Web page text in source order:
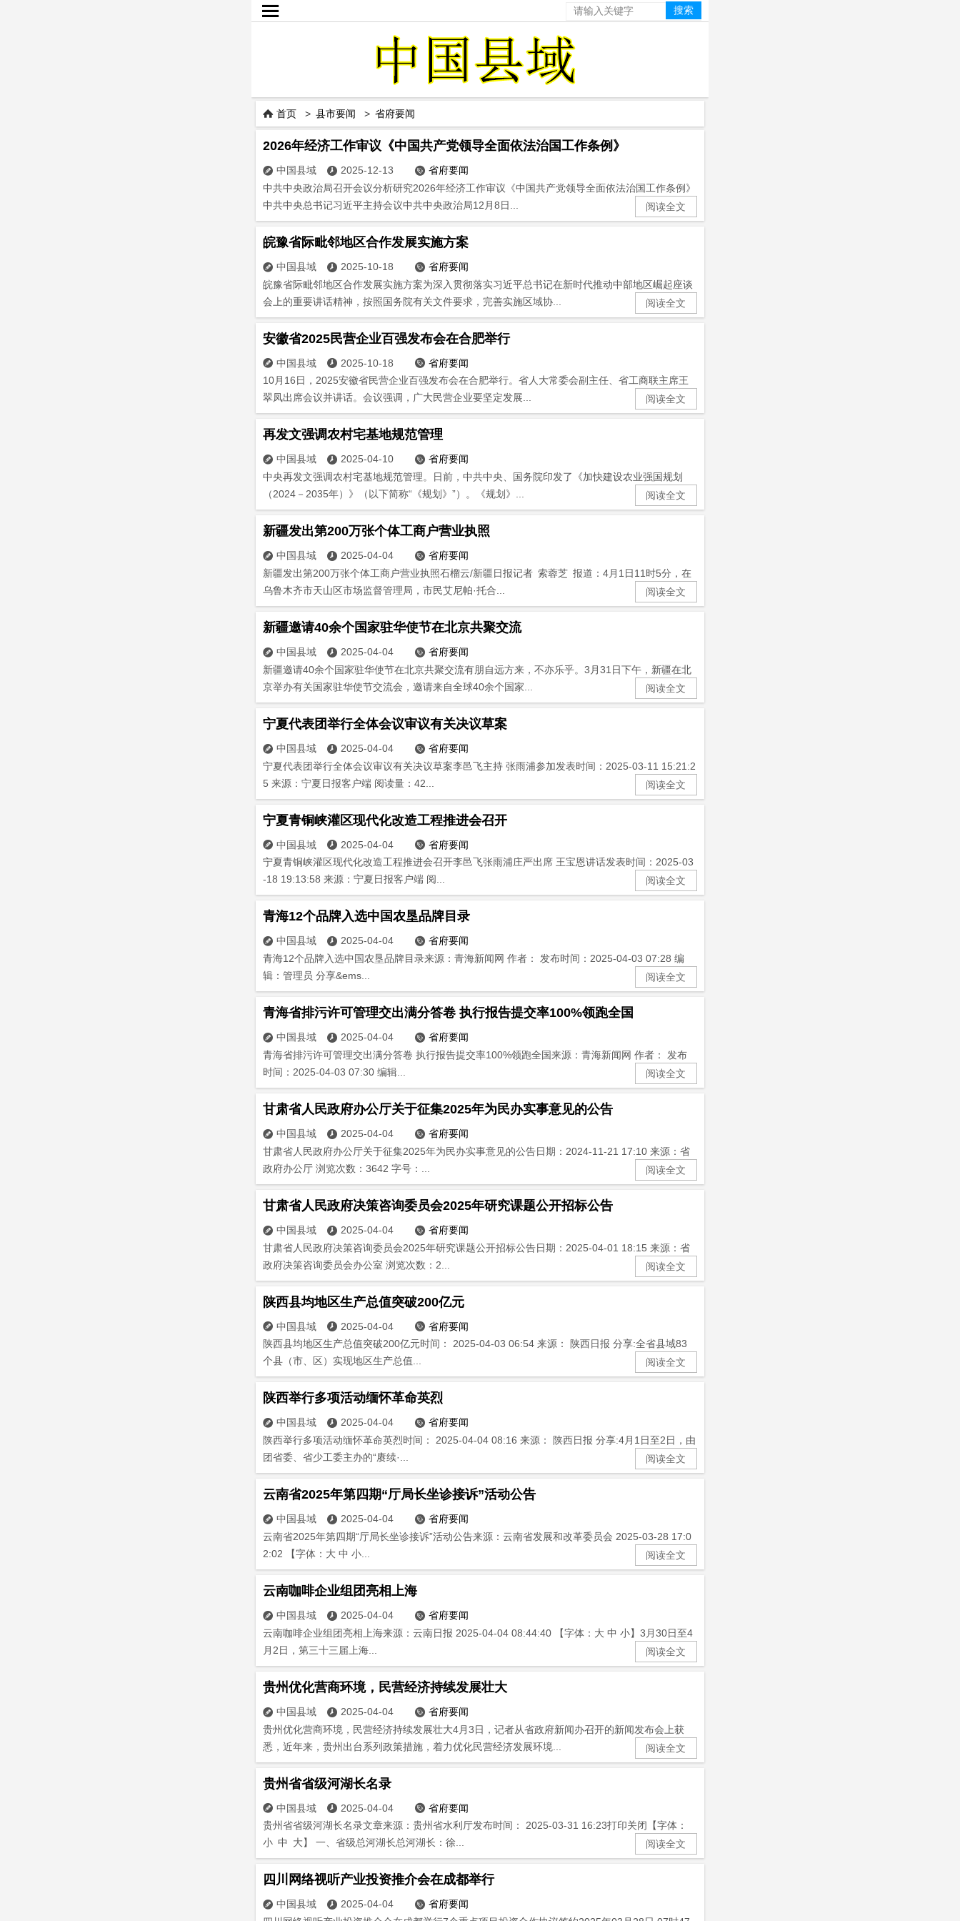

 首页 >县市要闻 >省府要闻
2026年经济工作审议《中国共产党领导全面依法治国工作条例》
 中国县域  2025-12-13  省府要闻
中共中央政治局召开会议分析研究2026年经济工作审议《中国共产党领导全面依法治国工作条例》
中共中央总书记习近平主持会议中共中央政治局12月8日...
阅读全文
皖豫省际毗邻地区合作发展实施方案
 中国县域  2025-10-18  省府要闻
皖豫省际毗邻地区合作发展实施方案为深入贯彻落实习近平总书记在新时代推动中部地区崛起座谈
会上的重要讲话精神，按照国务院有关文件要求，完善实施区域协...
阅读全文
安徽省2025民营企业百强发布会在合肥举行
 中国县域  2025-10-18  省府要闻
10月16日，2025安徽省民营企业百强发布会在合肥举行。省人大常委会副主任、省工商联主席王
翠凤出席会议并讲话。会议强调，广大民营企业要坚定发展...
阅读全文
再发文强调农村宅基地规范管理
 中国县域  2025-04-10  省府要闻
中央再发文强调农村宅基地规范管理。日前，中共中央、国务院印发了《加快建设农业强国规划
（2024－2035年）》（以下简称“《规划》”）。《规划》...
阅读全文
新疆发出第200万张个体工商户营业执照
 中国县域  2025-04-04  省府要闻
新疆发出第200万张个体工商户营业执照石榴云/新疆日报记者 索蓉芝 报道：4月1日11时5分，在
乌鲁木齐市天山区市场监督管理局，市民艾尼帕·托合...
阅读全文
新疆邀请40余个国家驻华使节在北京共聚交流
 中国县域  2025-04-04  省府要闻
新疆邀请40余个国家驻华使节在北京共聚交流有朋自远方来，不亦乐乎。3月31日下午，新疆在北
京举办有关国家驻华使节交流会，邀请来自全球40余个国家...
阅读全文
宁夏代表团举行全体会议审议有关决议草案
 中国县域  2025-04-04  省府要闻
宁夏代表团举行全体会议审议有关决议草案李邑飞主持 张雨浦参加发表时间：2025-03-11 15:21:2
5 来源：宁夏日报客户端 阅读量：42...
阅读全文
宁夏青铜峡灌区现代化改造工程推进会召开
 中国县域  2025-04-04  省府要闻
宁夏青铜峡灌区现代化改造工程推进会召开李邑飞张雨浦庄严出席 王宝恩讲话发表时间：2025-03
-18 19:13:58 来源：宁夏日报客户端 阅...
阅读全文
青海12个品牌入选中国农垦品牌目录
 中国县域  2025-04-04  省府要闻
青海12个品牌入选中国农垦品牌目录来源：青海新闻网 作者： 发布时间：2025-04-03 07:28 编
辑：管理员 分享&ems...
阅读全文
青海省排污许可管理交出满分答卷 执行报告提交率100%领跑全国
 中国县域  2025-04-04  省府要闻
青海省排污许可管理交出满分答卷 执行报告提交率100%领跑全国来源：青海新闻网 作者： 发布
时间：2025-04-03 07:30 编辑...
阅读全文
甘肃省人民政府办公厅关于征集2025年为民办实事意见的公告
 中国县域  2025-04-04  省府要闻
甘肃省人民政府办公厅关于征集2025年为民办实事意见的公告日期：2024-11-21 17:10 来源：省
政府办公厅 浏览次数：3642 字号：...
阅读全文
甘肃省人民政府决策咨询委员会2025年研究课题公开招标公告
 中国县域  2025-04-04  省府要闻
甘肃省人民政府决策咨询委员会2025年研究课题公开招标公告日期：2025-04-01 18:15 来源：省
政府决策咨询委员会办公室 浏览次数：2...
阅读全文
陕西县均地区生产总值突破200亿元
 中国县域  2025-04-04  省府要闻
陕西县均地区生产总值突破200亿元时间： 2025-04-03 06:54 来源： 陕西日报 分享:全省县域83
个县（市、区）实现地区生产总值...
阅读全文
陕西举行多项活动缅怀革命英烈
 中国县域  2025-04-04  省府要闻
陕西举行多项活动缅怀革命英烈时间： 2025-04-04 08:16 来源： 陕西日报 分享:4月1日至2日，由
团省委、省少工委主办的“赓续·...
阅读全文
云南省2025年第四期“厅局长坐诊接诉”活动公告
 中国县域  2025-04-04  省府要闻
云南省2025年第四期“厅局长坐诊接诉”活动公告来源：云南省发展和改革委员会 2025-03-28 17:0
2:02 【字体：大 中 小...
阅读全文
云南咖啡企业组团亮相上海
 中国县域  2025-04-04  省府要闻
云南咖啡企业组团亮相上海来源：云南日报 2025-04-04 08:44:40 【字体：大 中 小】3月30日至4
月2日，第三十三届上海...
阅读全文
贵州优化营商环境，民营经济持续发展壮大
 中国县域  2025-04-04  省府要闻
贵州优化营商环境，民营经济持续发展壮大4月3日，记者从省政府新闻办召开的新闻发布会上获
悉，近年来，贵州出台系列政策措施，着力优化民营经济发展环境...
阅读全文
贵州省省级河湖长名录
 中国县域  2025-04-04  省府要闻
贵州省省级河湖长名录文章来源：贵州省水利厅发布时间： 2025-03-31 16:23打印关闭【字体：
小 中 大】 一、省级总河湖长总河湖长：徐...
阅读全文
四川网络视听产业投资推介会在成都举行
 中国县域  2025-04-04  省府要闻